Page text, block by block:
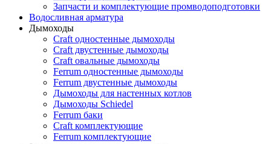
Запчасти и комплектующие промводоподготовки
Водосливная арматура
Дымоходы
Craft одностенные дымоходы
Craft двустенные дымоходы
Craft овальные дымоходы
Ferrum одностенные дымоходы
Ferrum двустенные дымоходы
Дымоходы для настенных котлов
Дымоходы Schiedel
Ferrum баки
Craft комплектующие
Ferrum комплектующие